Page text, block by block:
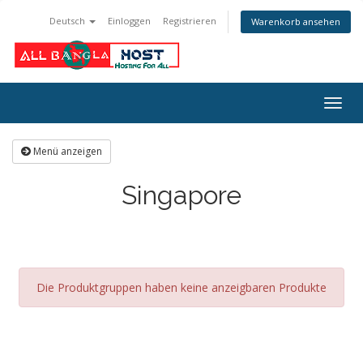
Deutsch Einloggen Registrieren Warenkorb ansehen
ein-/
Menü anzeigen
Singapore
Die Produktgruppen haben keine anzeigbaren Produkte